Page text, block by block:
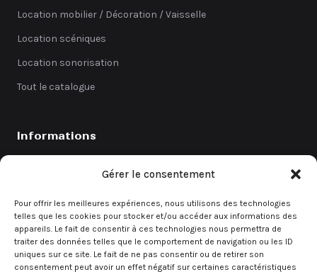
Gérer le consentement
Pour offrir les meilleures expériences, nous utilisons des technologies
telles que les cookies pour stocker et/ou accéder aux informations des
appareils. Le fait de consentir à ces technologies nous permettra de
traiter des données telles que le comportement de navigation ou les ID
uniques sur ce site. Le fait de ne pas consentir ou de retirer son
consentement peut avoir un effet négatif sur certaines caractéristiques
Location mobilier / Décoration / Vaisselle
Location scéniques
Location sonorisation
Tout le catalogue
Informations
Contact
Demande de devis